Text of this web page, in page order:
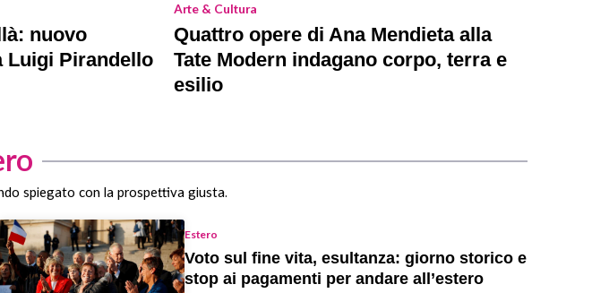
nuovo
Luigi Pirandello
Arte & Cultura
Quattro opere di Ana Mendieta alla
Tate Modern indagano corpo, terra e
esilio
spiegato con la prospettiva giusta.
Estero
Voto sul fine vita, esultanza: giorno storico e
stop ai pagamenti per andare all’estero